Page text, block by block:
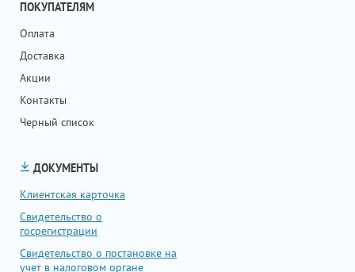
ПОКУПАТЕЛЯМ
Оплата
Доставка
Акции
Контакты
Черный список
ДОКУМЕНТЫ
Клиентская карточка
Свидетельство о
госрегистрации
Свидетельство о постановке на
учет в налоговом органе